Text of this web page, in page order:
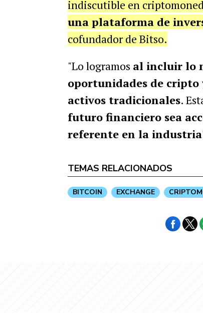
indiscutible en
una plataforma de
cofundador de Bitso.
"Lo logramos al incluir lo
oportunidades de
activos tradicionales.
futuro financiero sea
referente en la industria
TEMAS RELACIONADOS
BITCOIN EXCHANGE